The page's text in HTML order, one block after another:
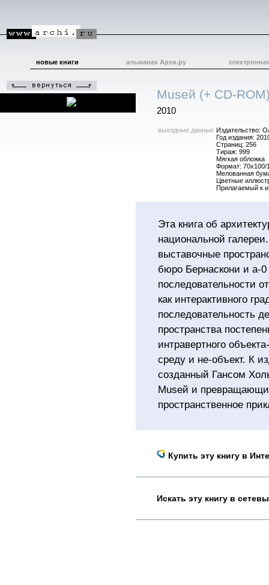
новые книги альманах Архи.ру
Musей (+ CD-
2010
выходные данные Издательство:
Год издания:
Страниц: 256
Тираж: 999
Мягкая обложка
Формат: 70x100/
Мелованная
Цветные
Прилагаемый к
Эта книга об
национальной
выставочные
бюро Бернаскони и а-
последовательности
как интерактивного
последовательность
пространства
интравертного
среду и не-объект. К
созданный Гансом
Museй и
пространственное
Купить эту книгу в
Искать эту книгу в